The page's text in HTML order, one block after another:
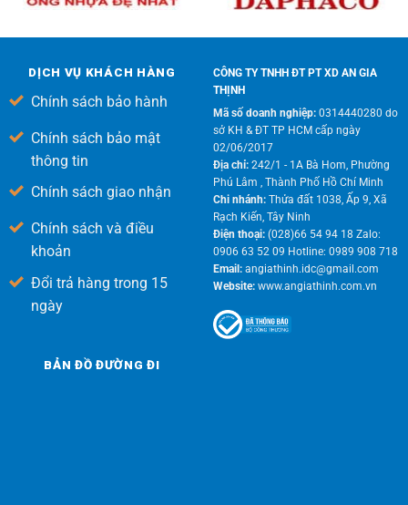
DỊCH VỤ KHÁCH HÀNG
Chính sách bảo hành
Chính sách bảo mật
thông tin
Chính sách giao nhận
Chính sách và điều
khoản
Đổi trả hàng trong 15
ngày
CÔNG TY TNHH ĐT PT XD AN GIA
THỊNH
Mã số doanh nghiệp:0314440280 do
sở KH & ĐT TP HCM cấp ngày
02/06/2017
Địa chỉ:242/1 - 1A Bà Hom, Phường
Phú Lâm , Thành Phố Hồ Chí Minh
Chi nhánh: Thửa đất 1038, Ấp 9, Xã
Rạch Kiến, Tây Ninh
Điện thoại:(028)66 54 94 18 Zalo:
0906 63 52 09 Hotline: 0989 908 718
Email:angiathinh.idc@gmail.com
Website:www.angiathinh.com.vn
BẢN ĐỒ ĐƯỜNG ĐI